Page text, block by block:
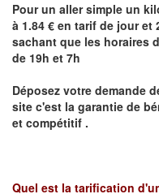
Pour un aller simple un
à 1.84 € en tarif de jour et
sachant que les horaires
de 19h et 7h
Déposez votre demande
site c'est la garantie de
et compétitif .
Quel est la tarification